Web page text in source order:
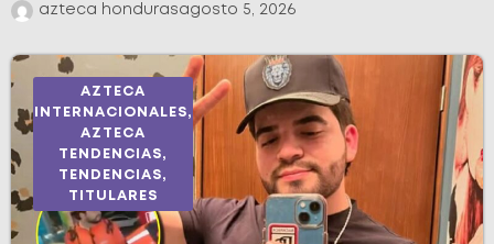
azteca hondurasagosto 5, 2026
AZTECA
INTERNACIONALES,
AZTECA
TENDENCIAS,
TENDENCIAS,
TITULARES